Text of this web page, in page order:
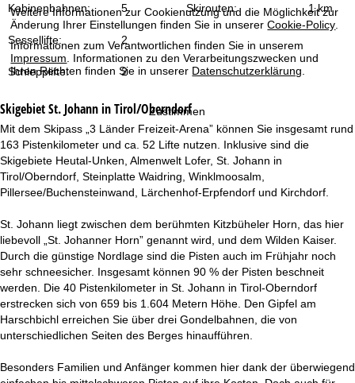
Weitere Informationen zur Cookienutzung und die Möglichkeit zur
Änderung Ihrer Einstellungen finden Sie in unsererCookie-Policy
Informationen zum Verantwortlichen finden Sie in unserem
Impressum . Informationen zu den Verarbeitungszwecken und
Ihren Rechten finden Sie in unserer Datenschutzerklärung
Zustimmen
e
Kabinenbahnen: 5 Skirouten: 1 km
Sessellifte: 2
Schlepplifte: 2
SkigebietSt. Johann in Tirol/Oberndorf
Mit dem Skipass „3 Länder Freizeit-Arena” können Sie insgesamt rund
163 Pistenkilometer und ca. 52 Lifte nutzen. Inklusive sind die
Skigebiete Heutal-Unken, Almenwelt Lofer, St. Johann in
Tirol/Oberndorf, Steinplatte Waidring, Winklmoosalm,
Pillersee/Buchensteinwand, Lärchenhof-Erpfendorf und Kirchdorf.
St. Johann liegt zwischen dem berühmten Kitzbüheler Horn, das hier
liebevoll „St. Johanner Horn” genannt wird, und dem Wilden Kaiser.
Durch die günstige Nordlage sind die Pisten auch im Frühjahr noch
sehr schneesicher. Insgesamt können 90 % der Pisten beschneit
werden. Die 40 Pistenkilometer in St. Johann in Tirol-Oberndorf
erstrecken sich von 659 bis 1.604 Metern Höhe. Den Gipfel am
Harschbichl erreichen Sie über drei Gondelbahnen, die von
unterschiedlichen Seiten des Berges hinaufführen.
Besonders Familien und Anfänger kommen hier dank der überwiegend